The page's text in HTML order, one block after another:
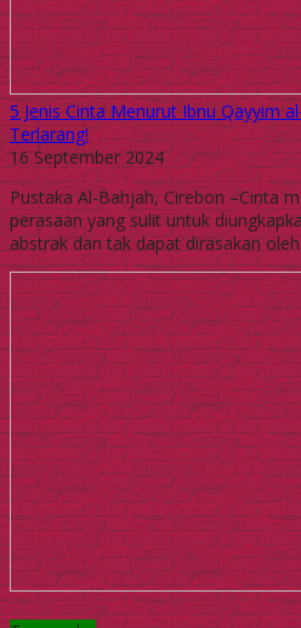
5 Jenis Cinta Menurut Ibnu Qayyim
Terlarang!
16 September 2024
Pustaka Al-Bahjah, Cirebon –Cinta
perasaan yang sulit untuk
abstrak dan tak dapat dirasakan